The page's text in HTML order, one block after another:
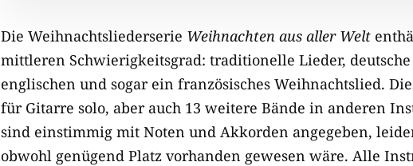
Die Weihnachtsliederserie Weihnachten aus aller Welt
mittleren Schwierigkeitsgrad: traditionelle Lieder,
englischen und sogar ein französisches Weihnachtslied.
für Gitarre solo, aber auch 13 weitere Bände in anderen
sind einstimmig mit Noten und Akkorden angegeben,
obwohl genügend Platz vorhanden gewesen wäre. Alle